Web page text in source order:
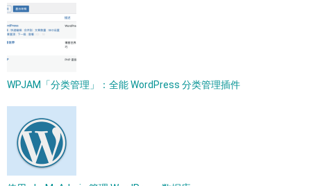
WPJAM「分类管理」：全能 WordPress 分类管理插件